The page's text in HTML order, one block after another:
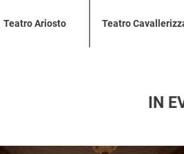
Teatro Ariosto Teatro
IN